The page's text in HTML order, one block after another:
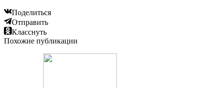
Поделиться
Отправить
Класснуть
Похожие публикации